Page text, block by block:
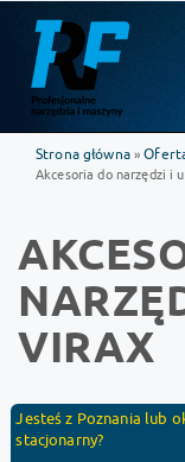
Strona główna»
Akcesoria do narzędzi i
VIRAX
Jesteś z Poznania lub
stacjonarny?